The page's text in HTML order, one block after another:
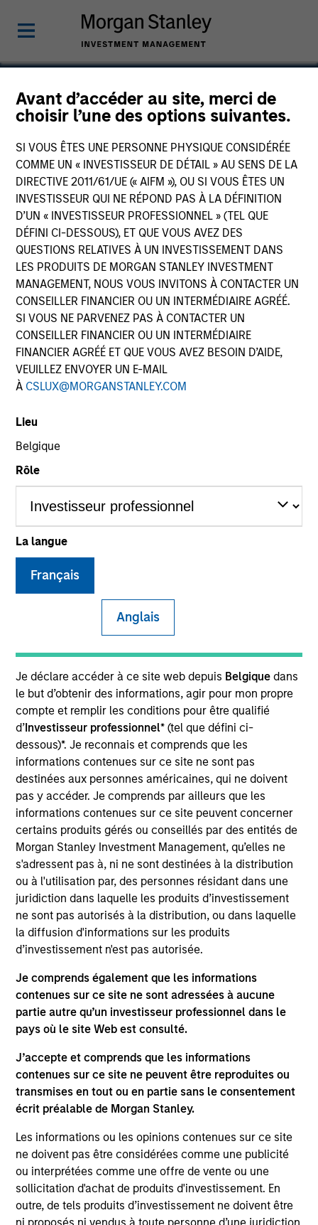
Avant d’accéder au site, merci de
choisir l’une des options suivantes.
SI VOUS ÊTES UNE PERSONNE PHYSIQUE CONSIDÉRÉE
COMME UN « INVESTISSEUR DE DÉTAIL » AU SENS DE LA
DIRECTIVE 2011/61/UE (« AIFM »), OU SI VOUS ÊTES UN
INVESTISSEUR QUI NE RÉPOND PAS À LA DÉFINITION
D’UN « INVESTISSEUR PROFESSIONNEL » (TEL QUE
DÉFINI CI-DESSOUS), ET QUE VOUS AVEZ DES
QUESTIONS RELATIVES À UN INVESTISSEMENT DANS
LES PRODUITS DE MORGAN STANLEY INVESTMENT
MANAGEMENT, NOUS VOUS INVITONS À CONTACTER UN
CONSEILLER FINANCIER OU UN INTERMÉDIAIRE AGRÉÉ.
SI VOUS NE PARVENEZ PAS À CONTACTER UN
CONSEILLER FINANCIER OU UN INTERMÉDIAIRE
FINANCIER AGRÉÉ ET QUE VOUS AVEZ BESOIN D’AIDE,
VEUILLEZ ENVOYER UN E-MAIL
À CSLUX@MORGANSTANLEY.COM
Lieu
Belgique
Rôle
La langue
Français
Anglais
Je déclare accéder à ce site web depuis Belgique dans
le but d’obtenir des informations, agir pour mon propre
compte et remplir les conditions pour être qualifié
d’Investisseur professionnel* (tel que défini ci-
dessous)*. Je reconnais et comprends que les
informations contenues sur ce site ne sont pas
destinées aux personnes américaines, qui ne doivent
pas y accéder. Je comprends par ailleurs que les
informations contenues sur ce site peuvent concerner
certains produits gérés ou conseillés par des entités de
Morgan Stanley Investment Management, qu’elles ne
s'adressent pas à, ni ne sont destinées à la distribution
ou à l'utilisation par, des personnes résidant dans une
juridiction dans laquelle les produits d’investissement
ne sont pas autorisés à la distribution, ou dans laquelle
la diffusion d'informations sur les produits
d’investissement n'est pas autorisée.
Je comprends également que les informations
contenues sur ce site ne sont adressées à aucune
partie autre qu’un investisseur professionnel dans le
pays où le site Web est consulté.
J’accepte et comprends que les informations
contenues sur ce site ne peuvent être reproduites ou
transmises en tout ou en partie sans le consentement
écrit préalable de Morgan Stanley.
Les informations ou les opinions contenues sur ce site
ne doivent pas être considérées comme une publicité
ou interprétées comme une offre de vente ou une
sollicitation d'achat de produits d'investissement. En
outre, de tels produits d’investissement ne doivent être
Magenta EV Solutions
Private Limited
Electric Mobility
Invested on
Jan 2023
Transaction Type
Minority
Magenta is one of India’s largest electric mobility
providers for three wheel electric vehicles (EVs)
across seven cities providing electrified last mile
delivery logistics. The Company also operates 20+
charging and parking hubs in these cities. Magenta
is working on an eco-system approach to provide
solutions to all the stakeholders – customers, driver
partners, original equipment manufacturers (OEMs)
and financiers. The Company enters into B2B
contracts with customers which include some of the
large e-commerce, food and online delivery
companies.
View Current Employment Opportunities
View Site
Investment Team
Morgan Stanley India Infrastructure Partners
informational and educational purposes only. There is no
guarantee that the investment mentioned resulted in
positive performance (for realized holdings), or will perform
well in the future (for current holdings). The trademarks and
service marks above are the property of their respective
authorized, sponsored, or otherwise approved by such
owners. By clicking on any links shown here, you agree that
you are navigating to a third party site. We are providing
these hyperlinks to you only as a convenience and the
inclusion of any hyperlink is not and does not imply any
endorsement, approval, investigation, verification or